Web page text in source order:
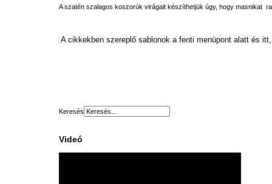
A szatén szalagos koszorúk virágait készíthetjük úgy, hogy masnikat
A cikkekben szereplő sablonok a fenti menüpont alatt és
Keresés
Videó